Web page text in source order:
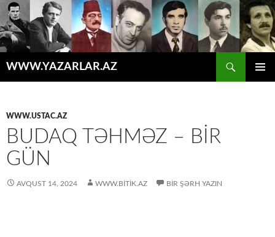
WWW.YAZARLAR.AZ
WWW.USTAC.AZ
BUDAQ TƏHMƏZ – BIR
GÜN
AVQUST 14, 2024 WWW.BITIK.AZ BIR ŞƏRH YAZIN